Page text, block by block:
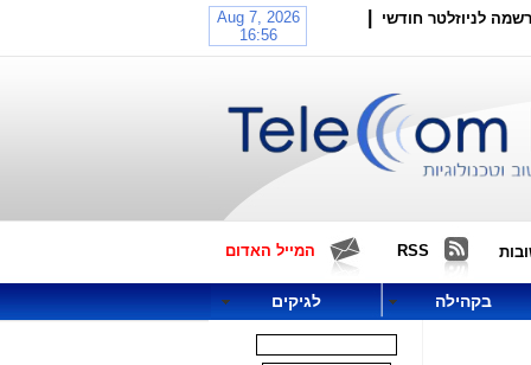
לניוזלטר חודשי
RSS המייל האדום
בקהילה לגיקים